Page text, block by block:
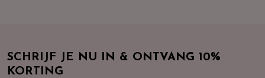
SCHRIJF JE NU IN & ONTVANG 10%
KORTING